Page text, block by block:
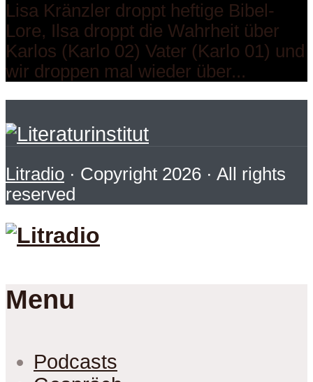
Lisa Kränzler droppt heftige Bibel-
Lore, Ilsa droppt die Wahrheit über
Karlos (Karlo 02) Vater (Karlo 01) und
wir droppen mal wieder über...
Litradio · Copyright 2026 · All rights
reserved
Menu
Podcasts